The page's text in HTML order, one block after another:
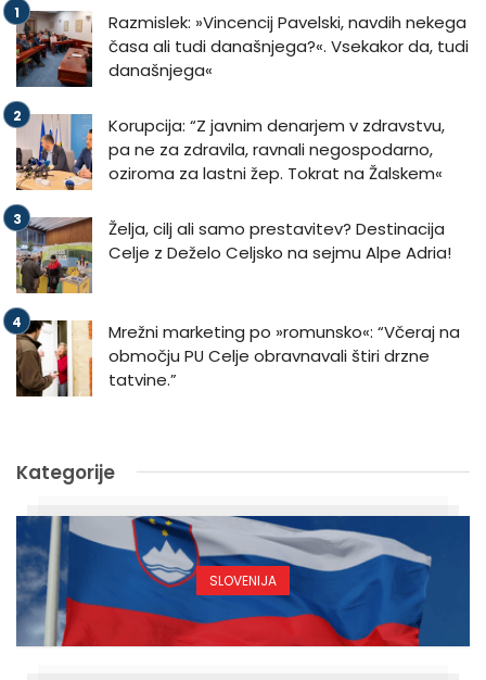
Razmislek: »Vincencij Pavelski, navdih nekega
časa ali tudi današnjega?«. Vsekakor da, tudi
današnjega«
Korupcija: “Z javnim denarjem v zdravstvu,
pa ne za zdravila, ravnali negospodarno,
oziroma za lastni žep. Tokrat na Žalskem«
Želja, cilj ali samo prestavitev? Destinacija
Celje z Deželo Celjsko na sejmu Alpe Adria!
Mrežni marketing po »romunsko«: “Včeraj na
območju PU Celje obravnavali štiri drzne
tatvine.”
Kategorije
SLOVENIJA